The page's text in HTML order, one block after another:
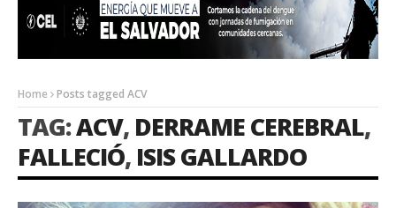
Home Posts tagged ACV
TAG:ACV, DERRAME CEREBRAL,
FALLECIÓ, ISIS GALLARDO